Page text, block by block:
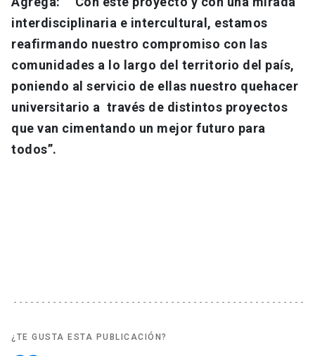
interdisciplinaria e intercultural, estamos
reafirmando nuestro compromiso con las
comunidades a lo largo del territorio del país,
poniendo al servicio de ellas nuestro quehacer
universitario a través de distintos proyectos
que van cimentando un mejor futuro para
todos”.
¿TE GUSTA ESTA PUBLICACIÓN?